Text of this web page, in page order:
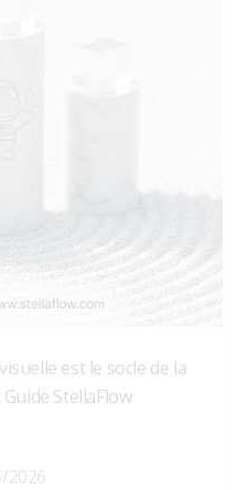
est le socle de la
StellaFlow
2026